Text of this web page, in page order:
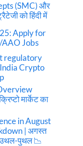
(SMC) और
को हिंदी में
Apply for
Jobs
regulatory
Crypto
मार्केट का
in August
| अगस्त
उथल-पुथल 📉